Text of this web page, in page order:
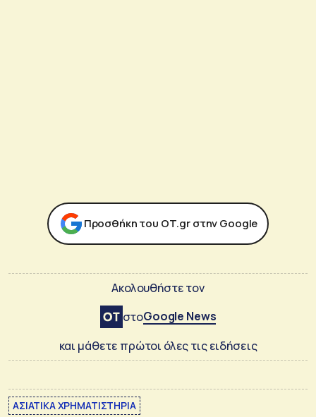
Προσθήκη του ΟΤ.gr στην Google
Ακολουθήστε τον
στοGoogle News
και μάθετε πρώτοι όλες τις ειδήσεις
ΑΣΙΑΤΙΚΑ ΧΡΗΜΑΤΙΣΤΗΡΙΑ